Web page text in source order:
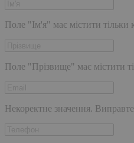
Поле "Ім'я" має містити
Поле "Прізвище" має містити
Некоректне значення.